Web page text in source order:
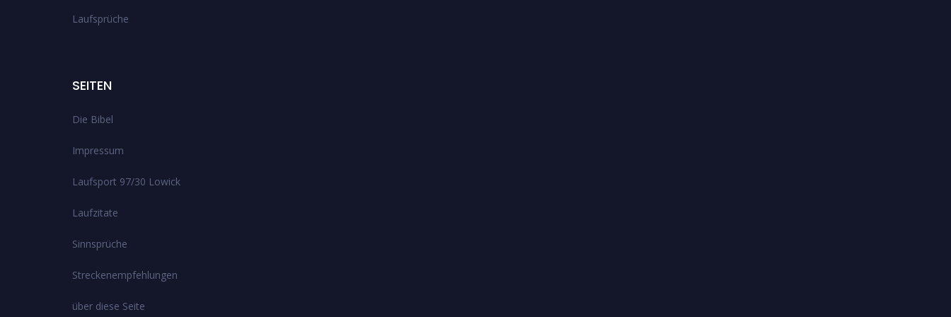
Laufsprüche
SEITEN
Die Bibel
Impressum
Laufsport 97/30 Lowick
Laufzitate
Sinnsprüche
Streckenempfehlungen
über diese Seite